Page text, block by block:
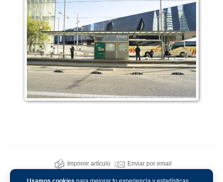
Imprimir artículo Enviar por email